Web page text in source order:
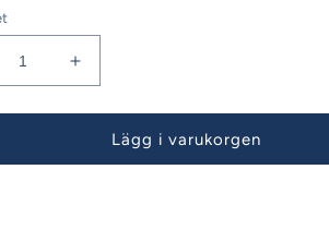
Öka
kvantitet
för
Bavaria
46
Lägg i varukorgen